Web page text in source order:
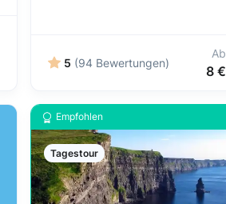
5 (94 Bewertungen)
Ab
8 €
Empfohlen
Tagestour